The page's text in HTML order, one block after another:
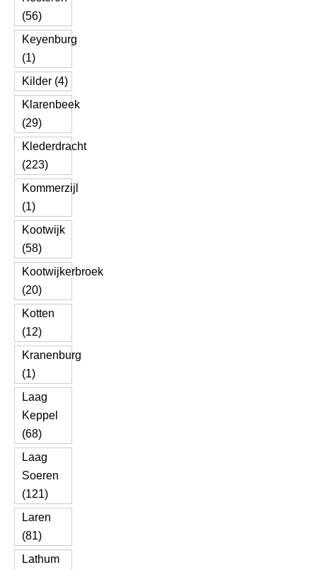
(56)
Keyenburg
(1)
Kilder (4)
Klarenbeek
(29)
Klederdracht
(223)
Kommerzijl
(1)
Kootwijk
(58)
Kootwijkerbroek
(20)
Kotten
(12)
Kranenburg
(1)
Laag
Keppel
(68)
Laag
Soeren
(121)
Laren
(81)
Lathum